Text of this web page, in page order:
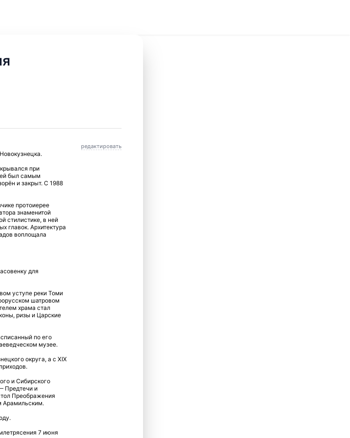
редактировать
при
был самым
и закрыт. С 1988
протоиерее
знаменитой
стилистике, в ней
главок. Архитектура
воплощала
для
уступе реки Томи
шатровом
храма стал
ризы и Царские
по его
музее.
округа, а с XIX
и Сибирского
Предтечи и
Преображения
Арамильским.
7 июня